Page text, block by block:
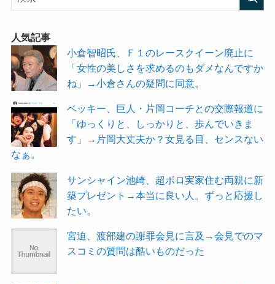
人気記事
小倉智昭氏、Ｆ１のレースクイーン廃止に
「女性の美しさを求めるのもダメなんですか
ね」→小倉さんの疑問に同意。
ベッキー、巨人・片岡コーチとの交際報道に
「ゆっくりと、しっかりと、歩んでいきま
す」→片岡大丈夫か？女見る目、センスない
なぁ。
サンシャイン池崎、超ボロ実家住む両親に新
築プレゼント→本当に良い人。ずっと応援し
たい。
宮迫、渡部建の謝罪会見に言及→会見でのマ
スコミの質問は酷いものだった